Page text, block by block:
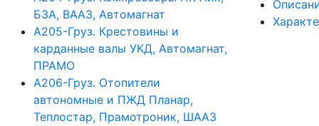
БЗА, ВААЗ, Автомагнат
А205-Груз. Крестовины и
карданные валы УКД, Автомагнат,
ПРАМО
А206-Груз. Отопители
автономные и ПЖД Планар,
Теплостар, Прамотроник, ШААЗ